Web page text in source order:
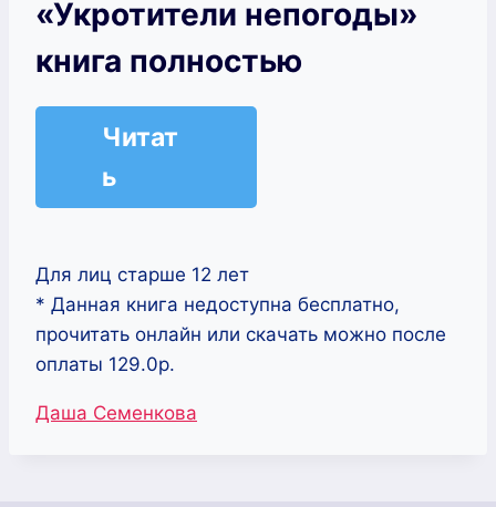
«Укротители непогоды»
книга полностью
Читат
ь
Для лиц старше 12 лет
* Данная книга недоступна бесплатно,
прочитать онлайн или скачать можно после
оплаты 129.0р.
Метки
Даша Семенкова